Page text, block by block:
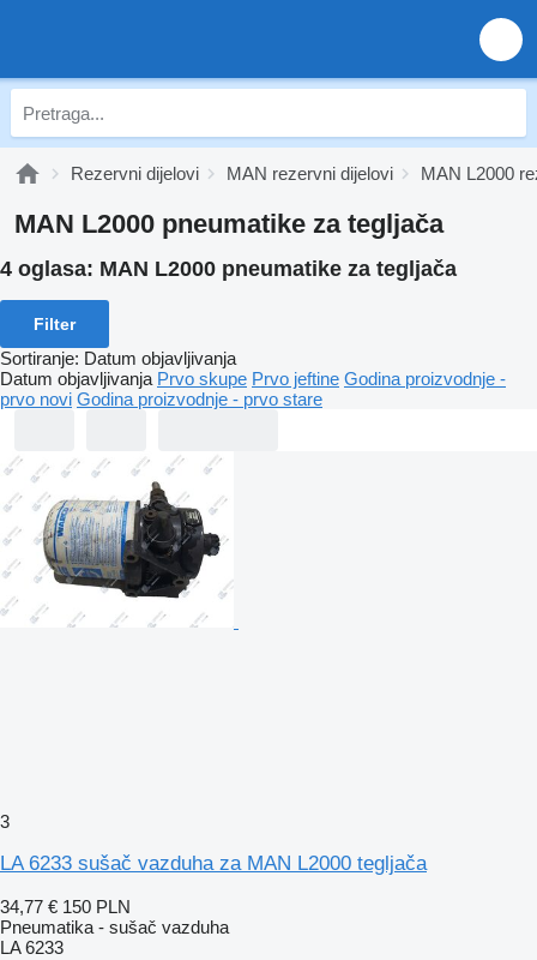
Rezervni dijelovi MAN rezervni dijelovi MAN L2000
MAN L2000 pneumatikе za tegljača
4 oglasa: MAN L2000 pneumatikе za tegljača
Filter
Sortiranje: Datum objavljivanja
Datum objavljivanja Prvo skupe Prvo jeftine Godina proizvodnje -
prvo novi Godina proizvodnje - prvo stare
3
LA 6233 sušač vazduha za MAN L2000 tegljača
34,77 € 150 PLN
Pneumatika - sušač vazduha
LA 6233